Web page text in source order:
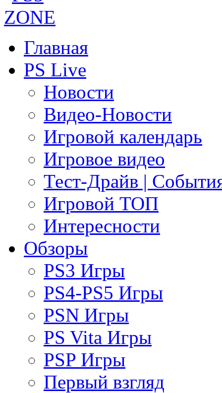
Главная
PS Live
Новости
Видео-Новости
Игровой календарь
Игровое видео
Тест-Драйв |
Игровой ТОП
Интересности
Обзоры
PS3 Игры
PS4-PS5 Игры
PSN Игры
PS Vita Игры
PSP Игры
Первый взгляд